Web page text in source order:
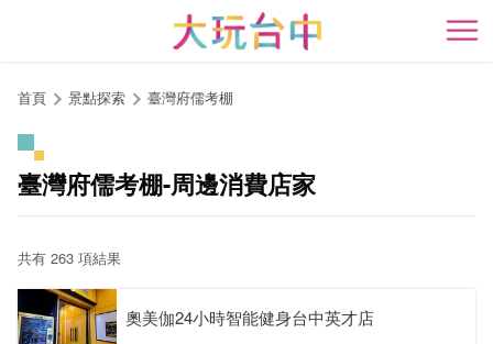
開
首頁 景點探索 臺灣府儒考棚
臺灣府儒考棚-周邊消費店家
共有 263 項結果
奧美伽24小時智能健身台中英才店